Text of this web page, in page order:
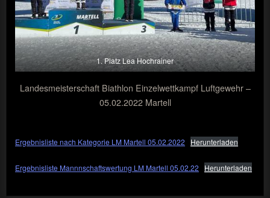
1. Platz Lea Hochrainer
Landesmeisterschaft Biathlon Einzelwettkampf Luftgewehr –
05.02.2022 Martell
Ergebnisliste nach Kategorie LM Martell 05.02.2022 Herunterladen
Ergebnisliste Mannnschaftswertung LM Martell 05.02.22 Herunterladen